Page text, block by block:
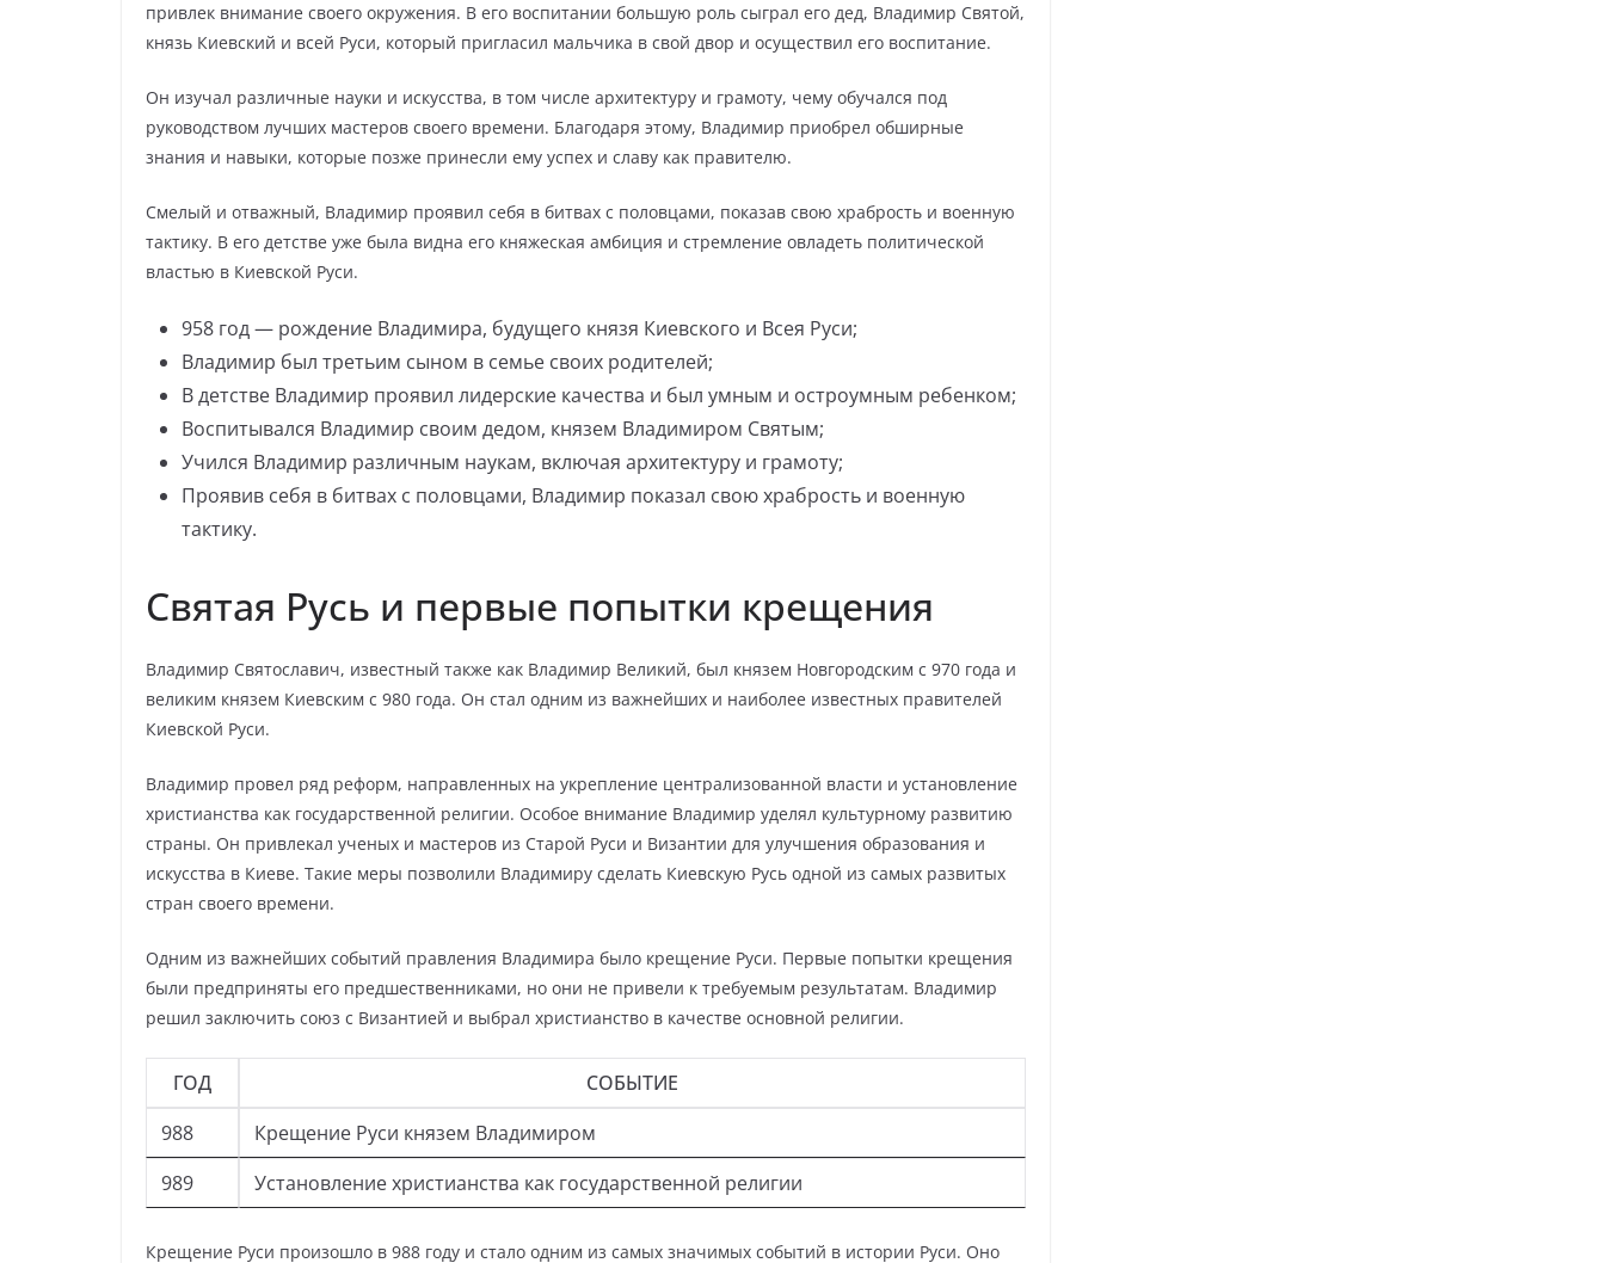
привлек внимание своего окружения. В его воспитании большую роль сыграл его дед, Владимир Святой,
князь Киевский и всей Руси, который пригласил мальчика в свой двор и осуществил его воспитание.
Он изучал различные науки и искусства, в том числе архитектуру и грамоту, чему обучался под
руководством лучших мастеров своего времени. Благодаря этому, Владимир приобрел обширные
знания и навыки, которые позже принесли ему успех и славу как правителю.
Смелый и отважный, Владимир проявил себя в битвах с половцами, показав свою храбрость и военную
тактику. В его детстве уже была видна его княжеская амбиция и стремление овладеть политической
властью в Киевской Руси.
958 год — рождение Владимира, будущего князя Киевского и Всея Руси;
Владимир был третьим сыном в семье своих родителей;
В детстве Владимир проявил лидерские качества и был умным и остроумным ребенком;
Воспитывался Владимир своим дедом, князем Владимиром Святым;
Учился Владимир различным наукам, включая архитектуру и грамоту;
Проявив себя в битвах с половцами, Владимир показал свою храбрость и военную
тактику.
Святая Русь и первые попытки крещения
Владимир Святославич, известный также как Владимир Великий, был князем Новгородским с 970 года и
великим князем Киевским с 980 года. Он стал одним из важнейших и наиболее известных правителей
Киевской Руси.
Владимир провел ряд реформ, направленных на укрепление централизованной власти и установление
христианства как государственной религии. Особое внимание Владимир уделял культурному развитию
страны. Он привлекал ученых и мастеров из Старой Руси и Византии для улучшения образования и
искусства в Киеве. Такие меры позволили Владимиру сделать Киевскую Русь одной из самых развитых
стран своего времени.
Одним из важнейших событий правления Владимира было крещение Руси. Первые попытки крещения
были предприняты его предшественниками, но они не привели к требуемым результатам. Владимир
решил заключить союз с Византией и выбрал христианство в качестве основной религии.
ГОД
СОБЫТИЕ
988
Крещение Руси князем Владимиром
989
Установление христианства как государственной религии
Крещение Руси произошло в 988 году и стало одним из самых значимых событий в истории Руси. Оно